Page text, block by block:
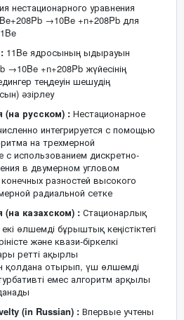
нестационарного уравнения
→10Be +n+208Pb для
11Be ядросының ыдырауын
→10Be +n+208Pb жүйесінің
теңдеуін шешудің
әзірлеу
русском) : Нестационарное
интегрируется с помощью
на трехмерной
с использованием дискретно-
в двумерном угловом
разностей высокого
радиальной сетке
казахском) : Стационарлық
өлшемді бұрыштық кеңістіктегі
және квази-біркелкі
ретті ақырлы
қолдана отырып, үш өлшемді
емес алгоритм арқылы
(in Russian) : Впервые учтены